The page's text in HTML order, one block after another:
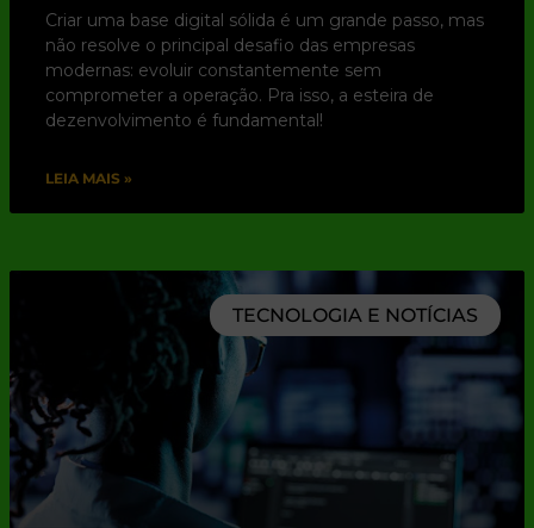
Criar uma base digital sólida é um grande passo, mas
não resolve o principal desafio das empresas
modernas: evoluir constantemente sem
comprometer a operação. Pra isso, a esteira de
dezenvolvimento é fundamental!
LEIA MAIS »
TECNOLOGIA E NOTÍCIAS